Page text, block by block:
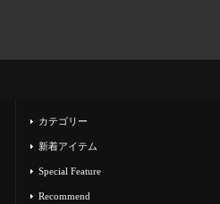
カテゴリー
新着アイテム
Special Feature
Recommend